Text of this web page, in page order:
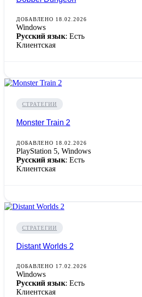
ДОБАВЛЕНО 18.02.2026
Windows
Русский язык: Есть
Клиентская
СТРАТЕГИИ
Monster Train 2
ДОБАВЛЕНО 18.02.2026
PlayStation 5, Windows
Русский язык: Есть
Клиентская
СТРАТЕГИИ
Distant Worlds 2
ДОБАВЛЕНО 17.02.2026
Windows
Русский язык: Есть
Клиентская